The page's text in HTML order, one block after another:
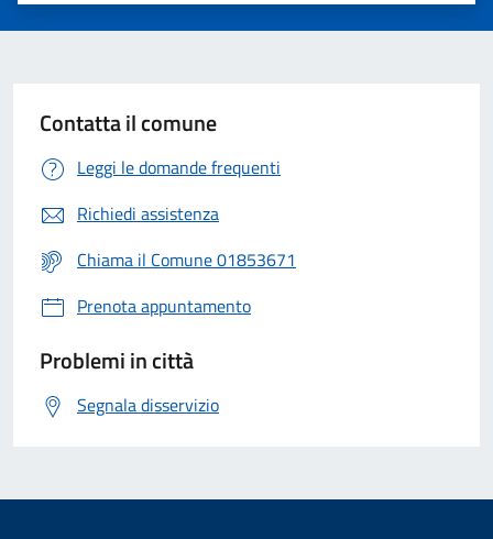
Contatta il comune
Leggi le domande frequenti
Richiedi assistenza
Chiama il Comune 01853671
Prenota appuntamento
Problemi in città
Segnala disservizio